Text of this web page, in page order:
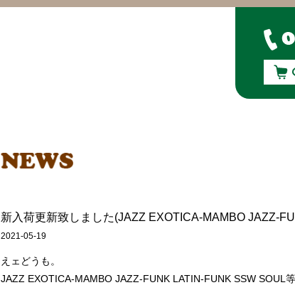
新入荷更新致しました(JAZZ EXOTICA-MAMBO JAZZ-
2021-05-19
えェどうも。
JAZZ EXOTICA-MAMBO JAZZ-FUNK LATIN-FUNK SSW SOUL